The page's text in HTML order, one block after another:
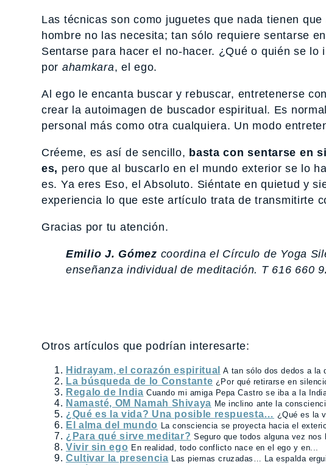
Las técnicas son como juguetes que nada tienen
hombre no las necesita; tan sólo requiere sentarse
Sentarse para hacer el no-hacer. ¿Qué o quién se lo
por ahamkara, el ego.
Al ego le encanta buscar y rebuscar, entretenerse
crear la autoimagen de buscador espiritual. Es
personal más como otra cualquiera. Un modo
Créeme, es así de sencillo, basta con sentarse en
es, pero que al buscarlo en el mundo exterior se lo
es. Ya eres Eso, el Absoluto. Siéntate en quietud y
experiencia lo que este artículo trata de transmitirte
Gracias por tu atención.
Emilio J. Gómez coordina el Círculo de Yoga
enseñanza individual de meditación. T 616 660
Otros artículos que podrían interesarte:
Hidrayam, el corazón espiritual A tan sólo dos dedos a la
La búsqueda de lo Constante ¿Por qué retirarse en
Regalo de India Cuando mi amiga Pepa Castro se iba a la
Namasté, OM Namah Shivaya Me inclino ante la
¿Qué es la vida? Una posible respuesta… ¿Qué es la
El alma del mundo La consciencia se proyecta hacia el
¿Para qué sirve meditar? Seguro que todos alguna vez
Vivir sin ego En realidad, todo conflicto nace en el ego y en...
Cultivar la presencia Las piernas cruzadas… La espalda